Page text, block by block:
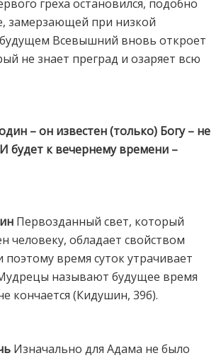
греха остановился, подобно
замерзающей при низкой
Всевышний вновь откроет
не знает преград и озаряет всю
– он известен (только) Богу – не
будет к вечернему времени –
Первозданный свет, который
человеку, обладает свойством
поэтому время суток утрачивает
называют будущее время
кончается (Кидушин, 39б).
Изначально для Адама не было